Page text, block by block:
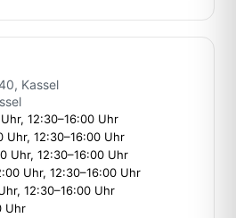
Kassel
12:30–16:00 Uhr
Uhr, 12:30–16:00 Uhr
Uhr, 12:30–16:00 Uhr
Uhr, 12:30–16:00 Uhr
12:30–16:00 Uhr
Uhr